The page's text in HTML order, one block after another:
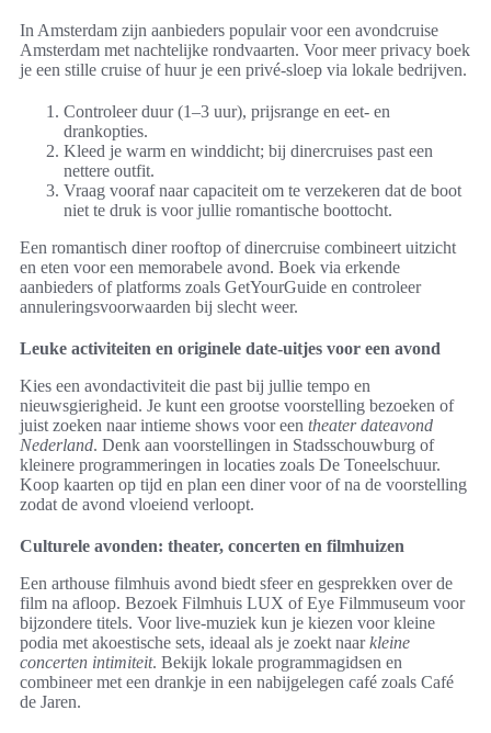
In Amsterdam zijn aanbieders populair voor een avondcruise
Amsterdam met nachtelijke rondvaarten. Voor meer privacy boek
je een stille cruise of huur je een privé-sloep via lokale bedrijven.
Controleer duur (1–3 uur), prijsrange en eet- en
drankopties.
Kleed je warm en winddicht; bij dinercruises past een
nettere outfit.
Vraag vooraf naar capaciteit om te verzekeren dat de boot
niet te druk is voor jullie romantische boottocht.
Een romantisch diner rooftop of dinercruise combineert uitzicht
en eten voor een memorabele avond. Boek via erkende
aanbieders of platforms zoals GetYourGuide en controleer
annuleringsvoorwaarden bij slecht weer.
Leuke activiteiten en originele date-uitjes voor een avond
Kies een avondactiviteit die past bij jullie tempo en
nieuwsgierigheid. Je kunt een grootse voorstelling bezoeken of
juist zoeken naar intieme shows voor een theater dateavond
Nederland. Denk aan voorstellingen in Stadsschouwburg of
kleinere programmeringen in locaties zoals De Toneelschuur.
Koop kaarten op tijd en plan een diner voor of na de voorstelling
zodat de avond vloeiend verloopt.
Culturele avonden: theater, concerten en filmhuizen
Een arthouse filmhuis avond biedt sfeer en gesprekken over de
film na afloop. Bezoek Filmhuis LUX of Eye Filmmuseum voor
bijzondere titels. Voor live-muziek kun je kiezen voor kleine
podia met akoestische sets, ideaal als je zoekt naarkleine
concerten intimiteit. Bekijk lokale programmagidsen en
combineer met een drankje in een nabijgelegen café zoals Café
de Jaren.